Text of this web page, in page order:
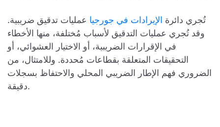
تُجري دائرة الإيرادات في جورجيا عمليات تدقيق ضريبية.
وقد تُجري عمليات التدقيق لأسباب مُختلفة، منها الأخطاء
في الإقرارات الضريبية، أو الاختيار العشوائي، أو
التحقيقات المتعلقة بقطاعات مُحددة. وللامتثال، من
الضروري فهم الإطار الضريبي المحلي والاحتفاظ بسجلات
دقيقة.